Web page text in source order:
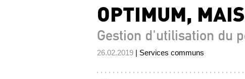
OPTIMUM,
Gestion d'utilisation du
26.02.2019 | Services communs